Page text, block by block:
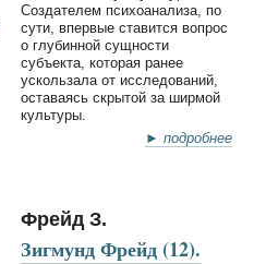
Создателем психоанализа, по
сути, впервые ставится вопрос
о глубинной сущности
субъекта, которая ранее
ускользала от исследований,
оставаясь скрытой за ширмой
культуры.
► подробнее
Фрейд З.
Зигмунд Фрейд (12).